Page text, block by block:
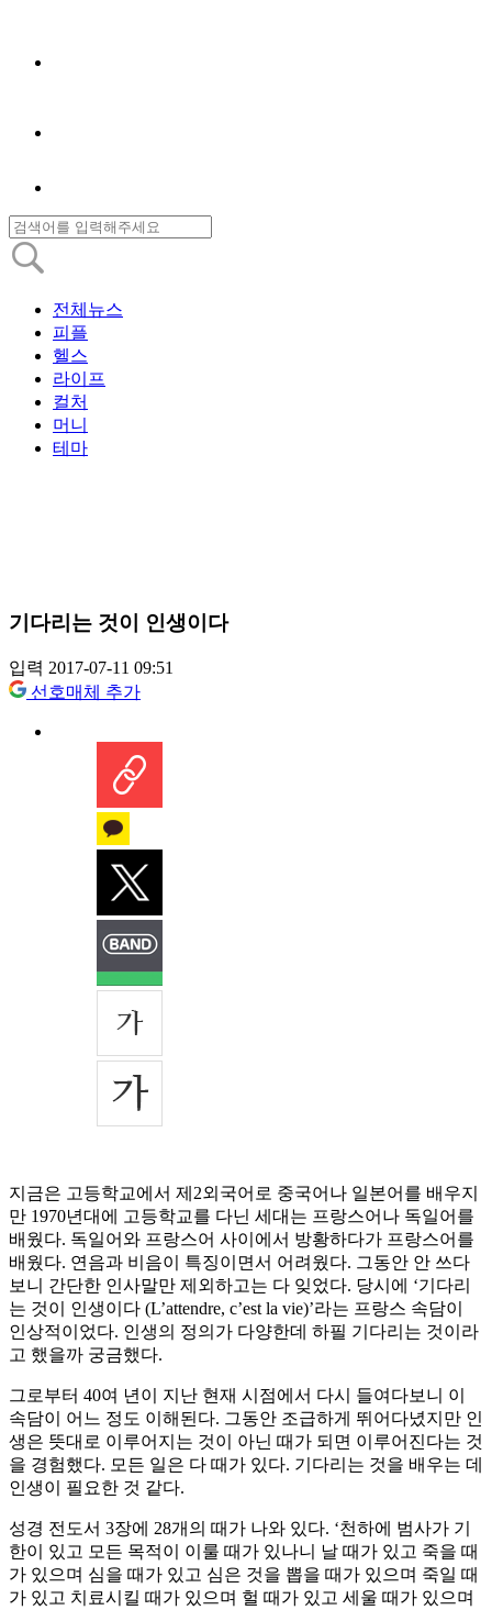
전체뉴스
피플
헬스
라이프
컬처
머니
테마
기다리는 것이 인생이다
입력 2017-07-11 09:51
선호매체 추가
지금은 고등학교에서 제2외국어로 중국어나 일본어를 배우지
만 1970년대에 고등학교를 다닌 세대는 프랑스어나 독일어를
배웠다. 독일어와 프랑스어 사이에서 방황하다가 프랑스어를
배웠다. 연음과 비음이 특징이면서 어려웠다. 그동안 안 쓰다
보니 간단한 인사말만 제외하고는 다 잊었다. 당시에 ‘기다리
는 것이 인생이다 (L’attendre, c’est la vie)’라는 프랑스 속담이
인상적이었다. 인생의 정의가 다양한데 하필 기다리는 것이라
고 했을까 궁금했다.
그로부터 40여 년이 지난 현재 시점에서 다시 들여다보니 이
속담이 어느 정도 이해된다. 그동안 조급하게 뛰어다녔지만 인
생은 뜻대로 이루어지는 것이 아닌 때가 되면 이루어진다는 것
을 경험했다. 모든 일은 다 때가 있다. 기다리는 것을 배우는 데
인생이 필요한 것 같다.
성경 전도서 3장에 28개의 때가 나와 있다. ‘천하에 범사가 기
한이 있고 모든 목적이 이룰 때가 있나니 날 때가 있고 죽을 때
가 있으며 심을 때가 있고 심은 것을 뽑을 때가 있으며 죽일 때
가 있고 치료시킬 때가 있으며 헐 때가 있고 세울 때가 있으며